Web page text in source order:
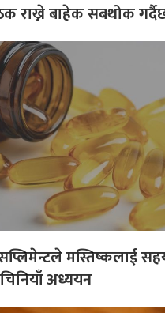
राख्ने बाहेक सबथोक
मस्तिष्कलाई
अध्ययन